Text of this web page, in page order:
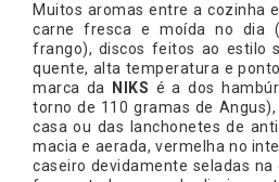
Muitos aromas entre a cozinha
carne fresca e moída no dia
frango), discos feitos ao estilo
quente, alta temperatura e
marca da
NIKS é a dos
torno de 110 gramas de
casa ou das lanchonetes de
macia e aerada, vermelha no
caseiro devidamente seladas na